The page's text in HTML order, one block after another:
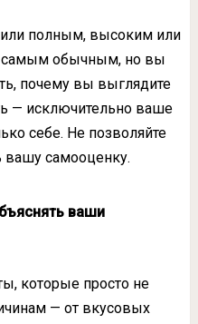
полным, высоким или
самым обычным, но вы
почему вы выглядите
— исключительно ваше
себе. Не позволяйте
самооценку.
ваши
которые просто не
— от вкусовых